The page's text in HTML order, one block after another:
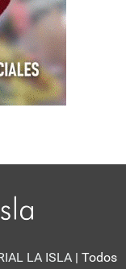
LA ISLA | Todos